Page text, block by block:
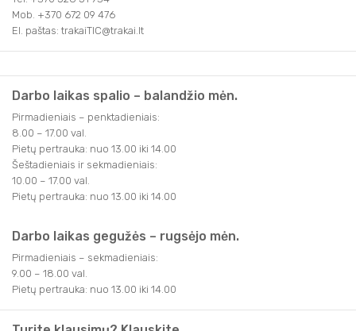
Mob. +370 672 09 476
El. paštas: trakaiTIC@trakai.lt
Darbo laikas spalio – balandžio mėn.
Pirmadieniais – penktadieniais:
8.00 – 17.00 val.
Pietų pertrauka: nuo 13.00 iki 14.00
Šeštadieniais ir sekmadieniais:
10.00 – 17.00 val.
Pietų pertrauka: nuo 13.00 iki 14.00
Darbo laikas gegužės – rugsėjo mėn.
Pirmadieniais – sekmadieniais:
9.00 – 18.00 val.
Pietų pertrauka: nuo 13.00 iki 14.00